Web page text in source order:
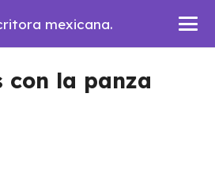
mexicana.
con la panza